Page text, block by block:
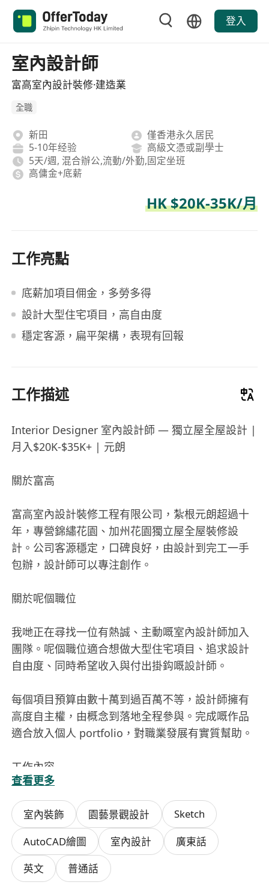
登入
室內設計師
富高室內設計裝修·建造業
全職
新田
僅香港永久居民
5-10年经验
高級文憑或副學士
5天/週, 混合辦公,流動/外勤,固定坐班
高傭金+底薪
HK $20K-35K/月
工作亮點
底薪加項目佣金，多勞多得
設計大型住宅項目，高自由度
穩定客源，扁平架構，表現有回報
工作描述
Interior Designer 室內設計師 — 獨立屋全屋設計 |
月入$20K-$35K+ | 元朗
關於富高
富高室內設計裝修工程有限公司，紮根元朗超過十
年，專營錦繡花園、加州花園獨立屋全屋裝修設
計。公司客源穩定，口碑良好，由設計到完工一手
包辦，設計師可以專注創作。
關於呢個職位
我哋正在尋找一位有熱誠、主動嘅室內設計師加入
團隊。呢個職位適合想做大型住宅項目、追求設計
自由度、同時希望收入與付出掛鈎嘅設計師。
每個項目預算由數十萬到過百萬不等，設計師擁有
高度自主權，由概念到落地全程參與。完成嘅作品
適合放入個人 portfolio，對職業發展有實質幫助。
工作內容
• 獨立跟進客戶裝修項目全流程（諮詢、設計、報
價、監工、完工）
• 與客戶溝通設計方案，繪製平面圖及效果圖
• 根據客戶需求及現場條件，設計訂造傢俬方案
• 協助陳列室諮詢及報價工作
查看更多
室內裝飾 園藝景觀設計 Sketch
AutoCAD繪圖 室內設計
廣東話
英文
普通話